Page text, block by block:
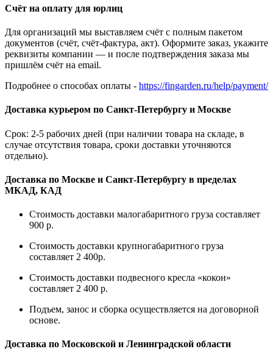
Счёт на оплату для юрлиц
Для организаций мы выставляем счёт с полным пакетом
документов (счёт, счёт-фактура, акт). Оформите заказ, укажите
реквизиты компании — и после подтверждения заказа мы
пришлём счёт на email.
Подробнее о способах оплаты - https://fingarden.ru/help/payment/
Доставка курьером по Санкт-Петербургу и Москве
Срок: 2-5 рабочих дней (при наличии товара на складе, в
случае отсутствия товара, сроки доставки уточняются
отдельно).
Доставка по Москве и Санкт-Петербургу в пределах
МКАД, КАД
Стоимость доставки малогабаритного груза составляет
900 р.
Стоимость доставки крупногабаритного груза
составляет 2 400р.
Стоимость доставки подвесного кресла «кокон»
составляет 2 400 р.
Подъем, занос и сборка осуществляется на договорной
основе.
Доставка по Московской и Ленинградской области